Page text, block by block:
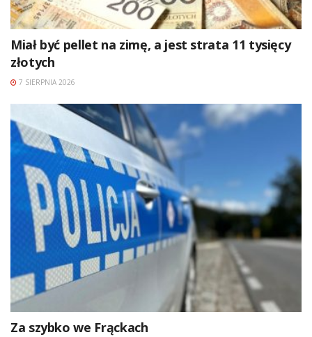
Miał być pellet na zimę, a jest strata 11 tysięcy
złotych
7 SIERPNIA 2026
Za szybko we Frąckach